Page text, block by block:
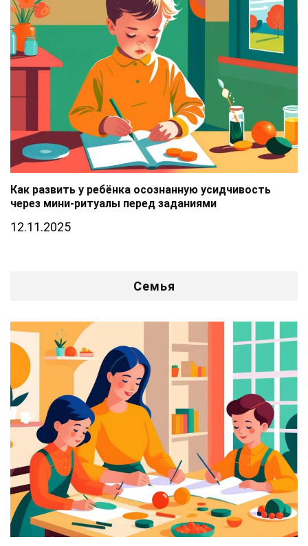
Как развить у ребёнка осознанную усидчивость
через мини-ритуалы перед заданиями
12.11.2025
Семья